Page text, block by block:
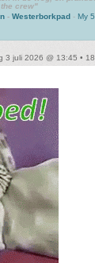
the crew"
- Westerborkpad - My
3 juli 2026 @ 13:45 •